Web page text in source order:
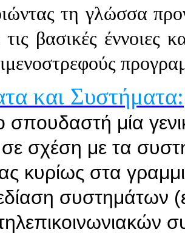
τη γλώσσα
τις βασικές έννοιες
και Συστήματα:
σπουδαστή μία
σχέση με τα
κυρίως στα
συστημάτων